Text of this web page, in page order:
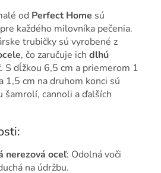
od Perfect Home sú
každého milovníka pečenia.
trubičky sú vyrobené z
, čo zaručuje ich dlhú
. S dĺžkou 6,5 cm a priemerom 1
1,5 cm na druhom konci sú
šamrolí, cannoli a ďalších
nerezová oceľ: Odolná voči
na údržbu.